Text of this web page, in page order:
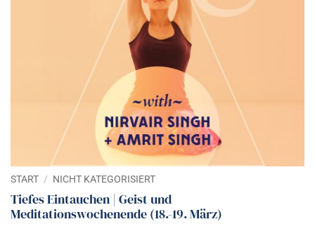
START / NICHT KATEGORISIERT
Tiefes Eintauchen | Geist und
Meditationswochenende (18.-19. März)